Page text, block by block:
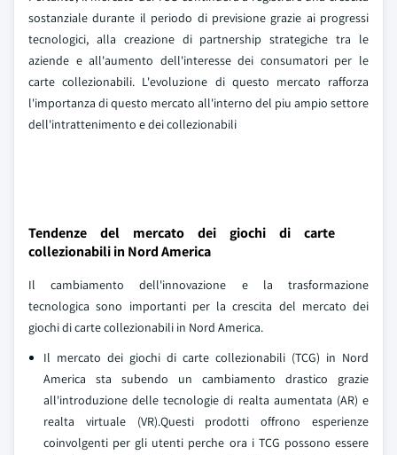
sostanziale durante il periodo di previsione grazie ai progressi
tecnologici, alla creazione di partnership strategiche tra le
aziende e all'aumento dell'interesse dei consumatori per le
carte collezionabili. L'evoluzione di questo mercato rafforza
l'importanza di questo mercato all'interno del piu ampio settore
dell'intrattenimento e dei collezionabili
Tendenze del mercato dei giochi di carte
collezionabili in Nord America
Il cambiamento dell'innovazione e la trasformazione
tecnologica sono importanti per la crescita del mercato dei
giochi di carte collezionabili in Nord America.
Il mercato dei giochi di carte collezionabili (TCG) in Nord
America sta subendo un cambiamento drastico grazie
all'introduzione delle tecnologie di realta aumentata (AR) e
realta virtuale (VR).Questi prodotti offrono esperienze
coinvolgenti per gli utenti perche ora i TCG possono essere